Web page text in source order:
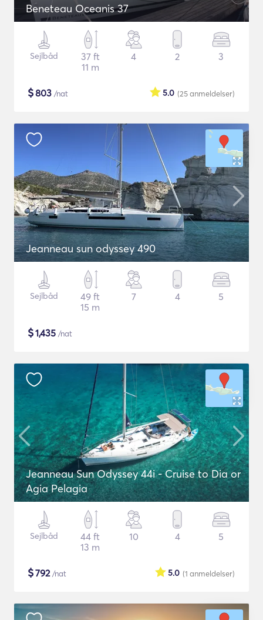
Beneteau Oceanis 37
Sejlbåd
37 ft
11 m
4 2 3
$803 /nat (25anmeldelser)
5.0
Jeanneau sun odyssey 490
Sejlbåd
49 ft
15 m
7 4 5
$1,435 /nat
Jeanneau Sun Odyssey 44i - Cruise to Dia or
Agia Pelagia
Sejlbåd
44 ft
13 m
10 4 5
$792/nat (1 anmeldelser)
5.0